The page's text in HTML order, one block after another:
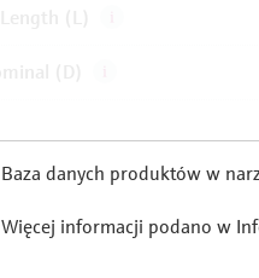
Baza danych produktów w
Więcej informacji podano w